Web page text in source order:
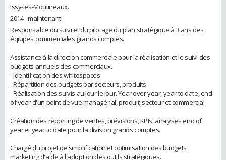
Issy-les-Moulineaux.
2014 - maintenant
Responsable du suivi et du pilotage du plan stratégique à 3 ans des
équipes commerciales grands comptes.
Assistance à la direction commerciale pour la réalisation et le suivi des
budgets annuels des commerciaux.
- Identification des whitespaces
- Répartition des budgets par secteurs, produits
- Réalisation des suivis au jour le jour. Year over year, year to date, end
of year d'un point de vue managérial, produit, secteur et commercial.
Création des reporting de ventes, prévisions, KPIs, analyses end of
year et year to date pour la division grands comptes.
Chargé du projet de simplification et optimisation des budgets
marketing d'aide à l'adoption des outils stratégiques.